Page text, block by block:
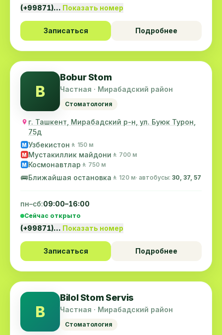
(+99871)… Показать номер
Записаться Подробнее
B
Bobur Stom
Частная · Мирабадский район
Стоматология
г. Ташкент, Мирабадский р-н, ул. Буюк Турон,
75д
M Узбекистон 🚶 150 м
M Мустакиллик майдони 🚶 700 м
M Космонавтлар 🚶 750 м
🚌Ближайшая остановка 🚶 120 м· автобусы: 30, 37, 57
пн–сб:09:00–16:00
Сейчас открыто
(+99871)… Показать номер
Записаться Подробнее
B
Bilol Stom Servis
Частная · Мирабадский район
Стоматология